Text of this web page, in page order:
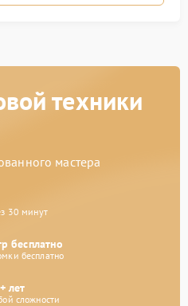
техники
мастера
30 минут
бесплатно
бесплатно
лет
сложности